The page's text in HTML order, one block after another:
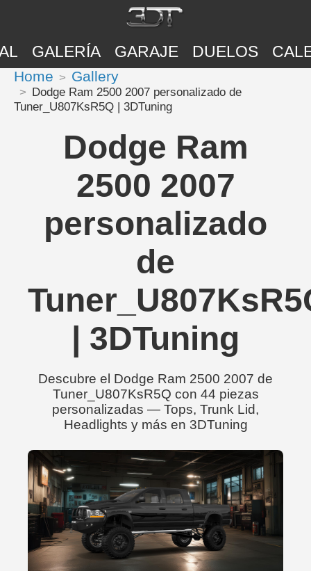
GALERÍA GARAJE DUELOS
Home Gallery
Dodge Ram 2500 2007 personalizado de
Tuner_U807KsR5Q | 3DTuning
Dodge Ram
2500 2007
personalizado
de
| 3DTuning
Descubre el Dodge Ram 2500 2007 de
Tuner_U807KsR5Q con 44 piezas
personalizadas — Tops, Trunk Lid,
Headlights y más en 3DTuning